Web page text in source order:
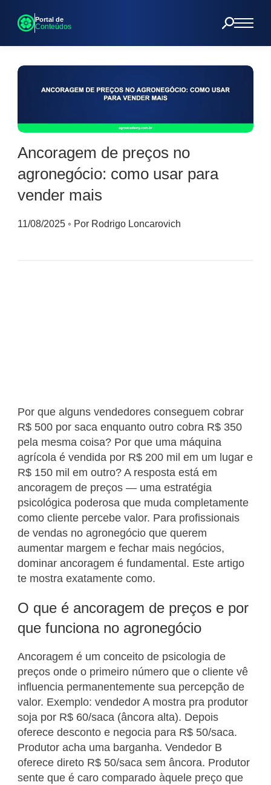
Portal de
Conteúdos
Ancoragem de preços no
agronegócio: como usar para
vender mais
11/08/2025 ◦ Por Rodrigo Loncarovich
Por que alguns vendedores conseguem cobrar
R$ 500 por saca enquanto outro cobra R$ 350
pela mesma coisa? Por que uma máquina
agrícola é vendida por R$ 200 mil em um lugar e
R$ 150 mil em outro? A resposta está em
ancoragem de preços — uma estratégia
psicológica poderosa que muda completamente
como cliente percebe valor. Para profissionais
de vendas no agronegócio que querem
aumentar margem e fechar mais negócios,
dominar ancoragem é fundamental. Este artigo
te mostra exatamente como.
O que é ancoragem de preços e por
que funciona no agronegócio
Ancoragem é um conceito de psicologia de
preços onde o primeiro número que o cliente vê
influencia permanentemente sua percepção de
valor. Exemplo: vendedor A mostra pra produtor
soja por R$ 60/saca (âncora alta). Depois
oferece desconto e negocia para R$ 50/saca.
Produtor acha uma barganha. Vendedor B
oferece direto R$ 50/saca sem âncora. Produtor
sente que é caro comparado àquele preço que